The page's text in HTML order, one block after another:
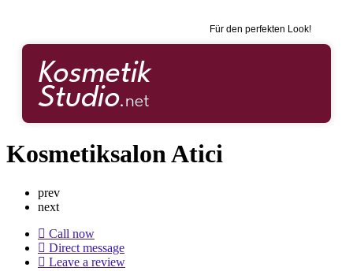
Für den perfekten Look!
Kosmetiksalon Atici
prev
next
Call now
Direct message
Leave a review